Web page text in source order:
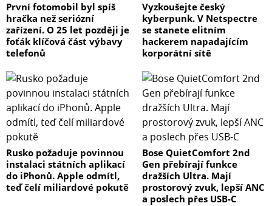
První fotomobil byl spíš
hračka než seriózní
zařízení. O 25 let později je
foťák klíčová část výbavy
telefonů
Vyzkoušejte český
kyberpunk. V Netspectre
se stanete elitním
hackerem napadajícím
korporátní sítě
Rusko požaduje povinnou
instalaci státních aplikací
do iPhonů. Apple odmítl,
teď čelí miliardové pokutě
Bose QuietComfort 2nd
Gen přebírají funkce
dražších Ultra. Mají
prostorový zvuk, lepší ANC
a poslech přes USB-C